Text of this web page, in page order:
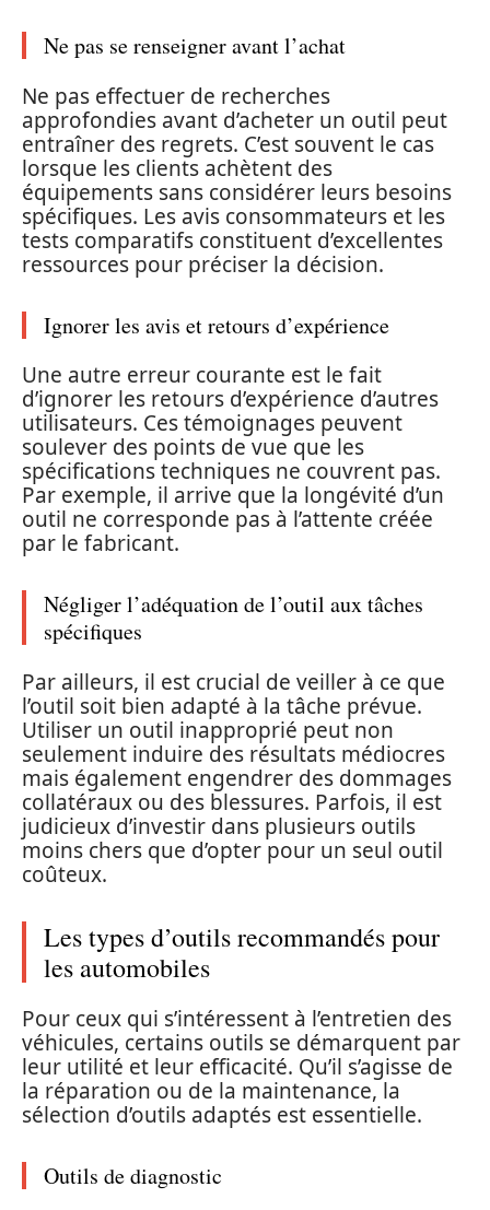
Ne pas se renseigner avant l’achat
Ne pas effectuer de recherches
approfondies avant d’acheter un outil peut
entraîner des regrets. C’est souvent le cas
lorsque les clients achètent des
équipements sans considérer leurs besoins
spécifiques. Les avis consommateurs et les
tests comparatifs constituent d’excellentes
ressources pour préciser la décision.
Ignorer les avis et retours d’expérience
Une autre erreur courante est le fait
d’ignorer les retours d’expérience d’autres
utilisateurs. Ces témoignages peuvent
soulever des points de vue que les
spécifications techniques ne couvrent pas.
Par exemple, il arrive que la longévité d’un
outil ne corresponde pas à l’attente créée
par le fabricant.
Négliger l’adéquation de l’outil aux tâches
spécifiques
Par ailleurs, il est crucial de veiller à ce que
l’outil soit bien adapté à la tâche prévue.
Utiliser un outil inapproprié peut non
seulement induire des résultats médiocres
mais également engendrer des dommages
collatéraux ou des blessures. Parfois, il est
judicieux d’investir dans plusieurs outils
moins chers que d’opter pour un seul outil
coûteux.
Les types d’outils recommandés pour
les automobiles
Pour ceux qui s’intéressent à l’entretien des
véhicules, certains outils se démarquent par
leur utilité et leur efficacité. Qu’il s’agisse de
la réparation ou de la maintenance, la
sélection d’outils adaptés est essentielle.
Outils de diagnostic